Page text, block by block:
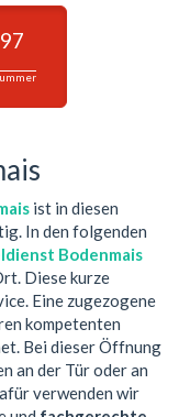
ist in diesen
In den folgenden
Bodenmais
Diese kurze
Eine zugezogene
kompetenten
Bei dieser Öffnung
an der Tür oder an
verwenden wir